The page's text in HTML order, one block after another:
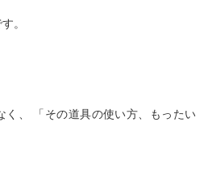
。
く、 「その道具の使い方、もったい